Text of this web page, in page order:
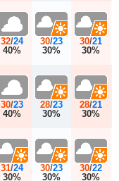
32/24
40%
30/23
40%
31/24
30%
30/23
30%
28/23
30%
30/23
30%
30/21
30%
28/21
30%
30/22
30%